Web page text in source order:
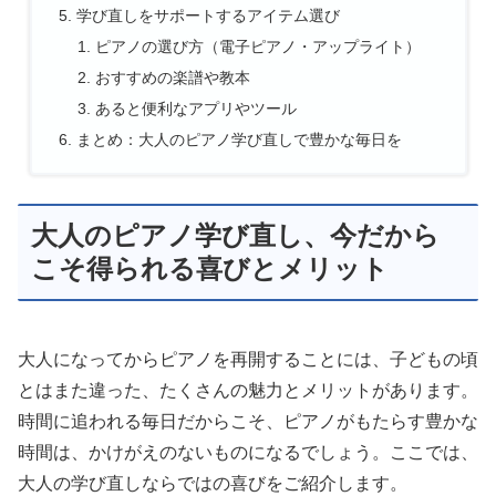
学び直しをサポートするアイテム選び
ピアノの選び方（電子ピアノ・アップライト）
おすすめの楽譜や教本
あると便利なアプリやツール
まとめ：大人のピアノ学び直しで豊かな毎日を
大人のピアノ学び直し、今だから
こそ得られる喜びとメリット
大人になってからピアノを再開することには、子どもの頃
とはまた違った、たくさんの魅力とメリットがあります。
時間に追われる毎日だからこそ、ピアノがもたらす豊かな
時間は、かけがえのないものになるでしょう。ここでは、
大人の学び直しならではの喜びをご紹介します。